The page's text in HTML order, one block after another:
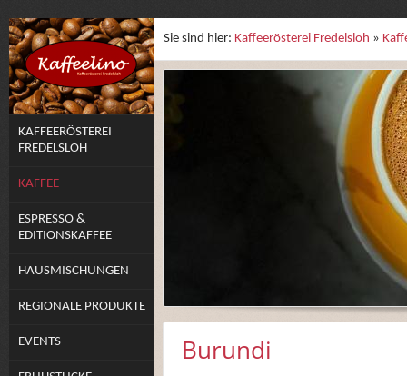
KAFFEERÖSTEREI
FREDELSLOH
KAFFEE
ESPRESSO &
EDITIONSKAFFEE
HAUSMISCHUNGEN
REGIONALE PRODUKTE
EVENTS
Sie sind hier: Kaffeerösterei Fredelsloh »
Burundi